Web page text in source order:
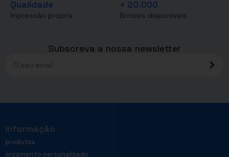
Qualidade
Impressão própria
+ 20.000
Brindes disponíveis
Subscreva a nossa newsletter
Informação
produtos
orçamento personalizado